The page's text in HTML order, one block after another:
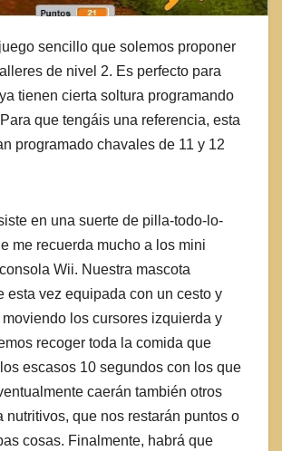
sencillo que solemos proponer
de nivel 2. Es perfecto para
tienen cierta soltura programando
que tengáis una referencia, esta
programado chavales de 11 y 12
en una suerte de pilla-todo-lo-
me recuerda mucho a los mini
Wii. Nuestra mascota
esta vez equipada con un cesto y
los cursores izquierda y
recoger toda la comida que
escasos 10 segundos con los que
caerán también otros
nutritivos, que nos restarán puntos o
cosas. Finalmente, habrá que